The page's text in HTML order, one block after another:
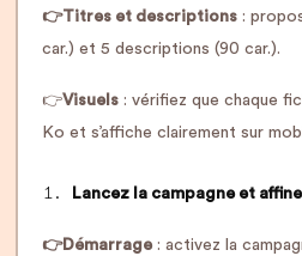
👉Titres et descriptions :
car.) et 5 descriptions (90 car.).
👉Visuels : vérifiez que chaque
Ko et s’affiche clairement sur
Lancez la campagne et
👉Démarrage: activez la